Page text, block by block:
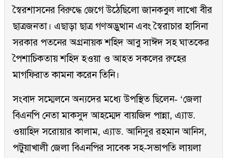
স্বৈরশাসনের বিরুদ্ধে জেগে উঠেছিলো জানকবুল লাখো বীর
ছাত্রজনতা। এছাড়া ছাত্র গণঅদ্ভুত্থান এবং স্বৈরাচার হাসিনা
সরকার পতনের অগ্রনায়ক শহিদ আবু সাঈদ সহ ঘাতকের
পৈশাচিকতায় শহিদ হওয়া ও আহত সকলের রুহের
মাগফিরাত কামনা করেন তিনি।
সংবাদ সম্মেলনে অন্যদের মধ্যে উপস্থিত ছিলেন- ‘জেলা
বিএনপি নেতা মাকসুদ আহম্মেদ বায়জিদ পান্না, এ্যাড.
ওয়াহিদ সরোয়ার কালাম, এ্যাড. আনিসুর রহমান আনিস,
পটুয়াখালী জেলা বিএনপির সাবেক সহ-সভাপতি লায়লা